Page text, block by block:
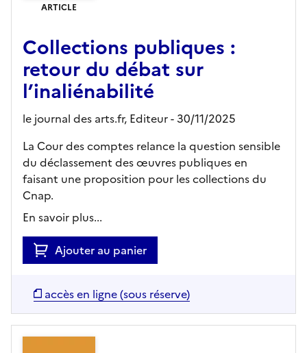
ARTICLE
Collections publiques :
retour du débat sur
l’inaliénabilité
le journal des arts.fr, Editeur- 30/11/2025
La Cour des comptes relance la question sensible
du déclassement des œuvres publiques en
faisant une proposition pour les collections du
Cnap.
En savoir plus...
Ajouter au panier
accès en ligne (sous réserve)